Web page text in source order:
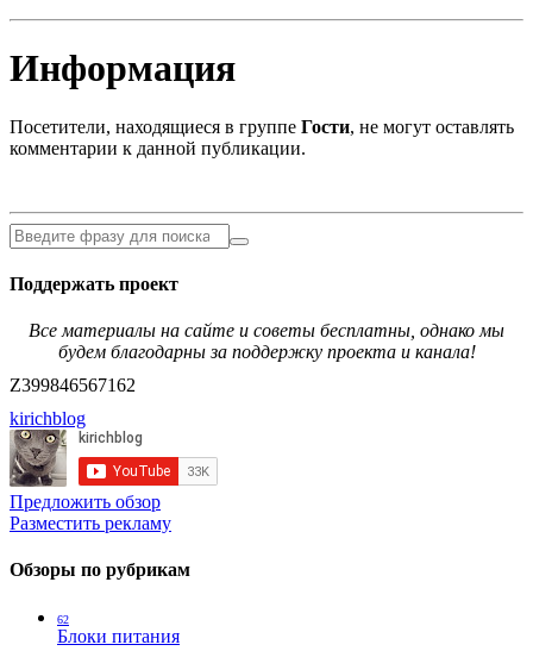
Информация
Посетители, находящиеся в группе Гости, не могут оставлять
комментарии к данной публикации.
Поддержать проект
Все материалы на сайте и советы бесплатны, однако мы
будем благодарны за поддержку проекта и канала!
Z399846567162
kirichblog
Предложить обзор
Разместить рекламу
Обзоры по рубрикам
62
Блоки питания